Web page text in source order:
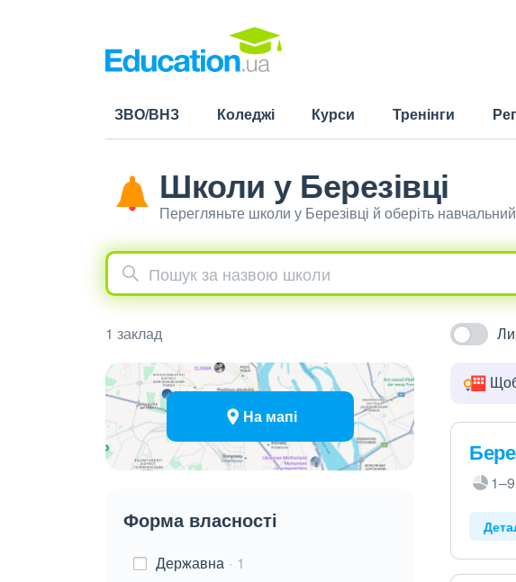
ЗВО/ВНЗ Коледжі Курси Тренінги
Школи у Березівці
Перегляньте школи у Березівці й оберіть
1 заклад
На мапі
Форма власності
Державна
1